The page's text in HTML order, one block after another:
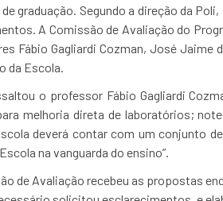
graduação. Segundo a direção da
A Comissão de Avaliação do
Fábio Gagliardi Cozman, José Jaime
da Escola.
o professor Fábio Gagliardi
melhoria direta de laboratórios;
deverá contar com um conjunto
na vanguarda do ensino”.
de Avaliação recebeu as propostas